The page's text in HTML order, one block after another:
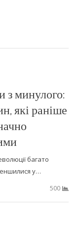
з минулого:
які раніше
багато
у…
500